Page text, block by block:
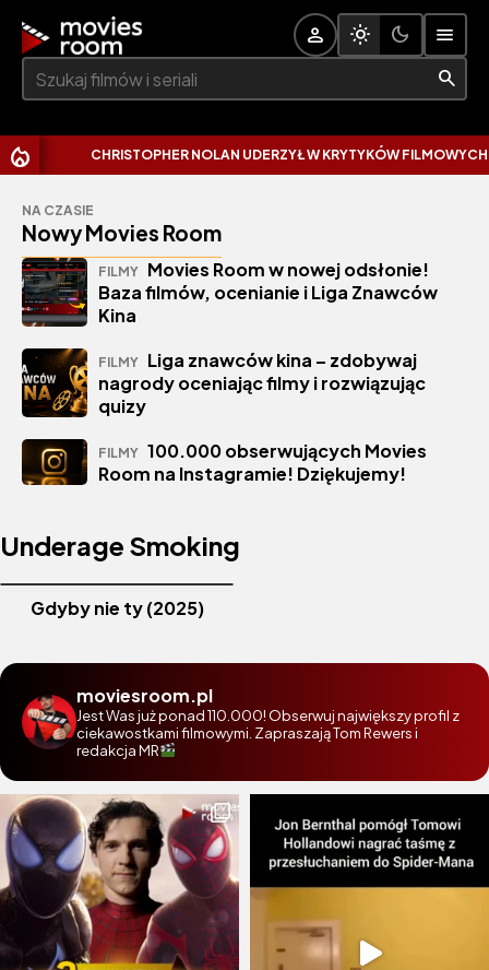
Szukaj:
CHRISTOPHER NOLAN UDERZYŁ W KRYTYKÓW FILMOWYCH.
NA CZASIE
Nowy Movies Room
FILMY Movies Room w nowej odsłonie!
Baza filmów, ocenianie i Liga Znawców
Kina
FILMY Liga znawców kina – zdobywaj
nagrody oceniając filmy i rozwiązując
quizy
FILMY 100.000 obserwujących Movies
Room na Instagramie! Dziękujemy!
Underage Smoking
Gdyby nie ty (2025)
moviesroom.pl
Jest Was już ponad 110.000! Obserwuj największy profil z
ciekawostkami filmowymi. Zapraszają Tom Rewers i
redakcja MR